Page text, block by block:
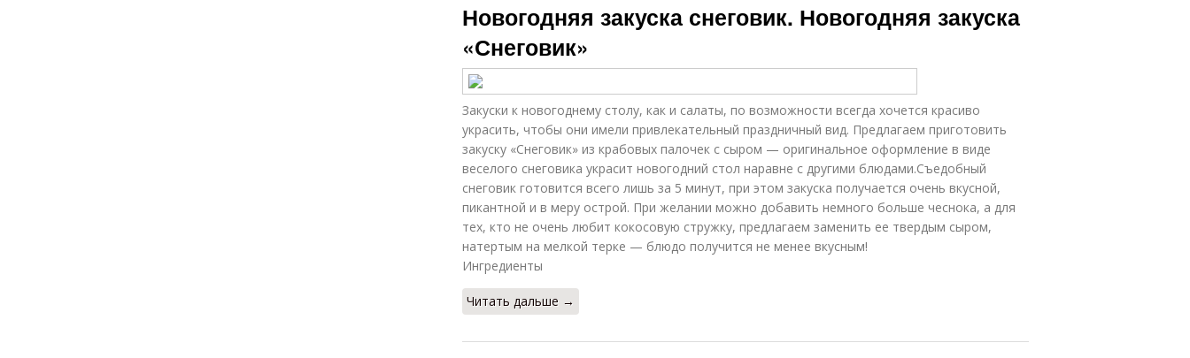
Новогодняя закуска снеговик. Новогодняя закуска
«Снеговик»
Закуски к новогоднему столу, как и салаты, по возможности всегда хочется красиво
украсить, чтобы они имели привлекательный праздничный вид. Предлагаем приготовить
закуску «Снеговик» из крабовых палочек с сыром — оригинальное оформление в виде
веселого снеговика украсит новогодний стол наравне с другими блюдами.Съедобный
снеговик готовится всего лишь за 5 минут, при этом закуска получается очень вкусной,
пикантной и в меру острой. При желании можно добавить немного больше чеснока, а для
тех, кто не очень любит кокосовую стружку, предлагаем заменить ее твердым сыром,
натертым на мелкой терке — блюдо получится не менее вкусным!
Ингредиенты
Читать дальше →